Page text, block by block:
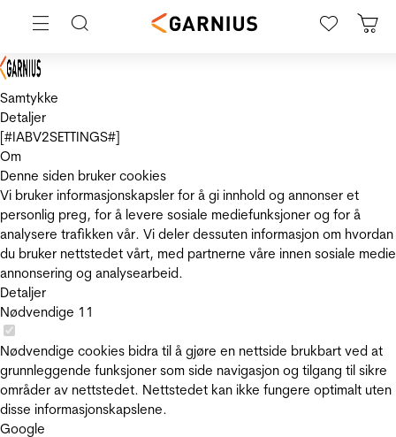
Samtykke
Detaljer
[#IABV2SETTINGS#]
Om
Denne siden bruker cookies
Vi bruker informasjonskapsler for å gi innhold og annonser et
personlig preg, for å levere sosiale mediefunksjoner og for å
analysere trafikken vår. Vi deler dessuten informasjon om hvordan
du bruker nettstedet vårt, med partnerne våre innen sosiale
annonsering og analysearbeid.
Detaljer
Nødvendige 11
Nødvendige cookies bidra til å gjøre en nettside brukbart ved at
grunnleggende funksjoner som side navigasjon og tilgang til sikre
områder av nettstedet. Nettstedet kan ikke fungere optimalt uten
disse informasjonskapslene.
Google